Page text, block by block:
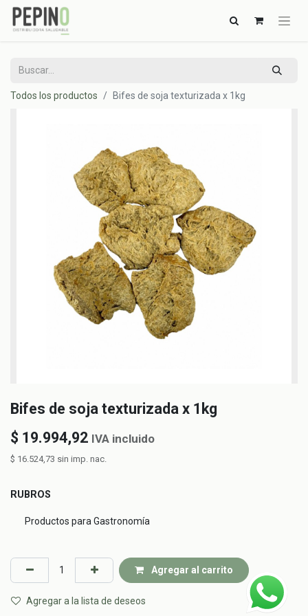
Todos los productos Bifes de soja texturizada x 1kg
Bifes de soja texturizada x 1kg
$ 19.994,92 IVA incluido
$ 16.524,73 sin imp. nac.
RUBROS
Productos para Gastronomía
Agregar al carrito
Agregar a la lista de deseos